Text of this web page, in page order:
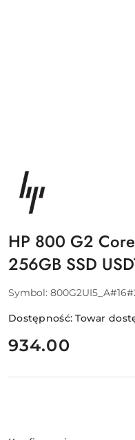
NAZWA
PRODUCENTA:
HP
HP 800 G2
256GB SSD
Symbol:
Dostępność:Towar
cena:
934.00